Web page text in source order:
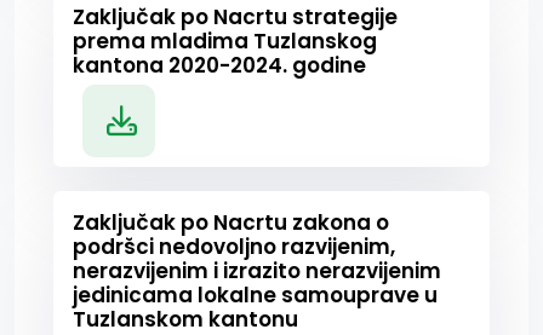
Zaključak po Nacrtu strategije
prema mladima Tuzlanskog
kantona 2020-2024. godine
Zaključak po Nacrtu zakona o
podršci nedovoljno razvijenim,
nerazvijenim i izrazito nerazvijenim
jedinicama lokalne samouprave u
Tuzlanskom kantonu